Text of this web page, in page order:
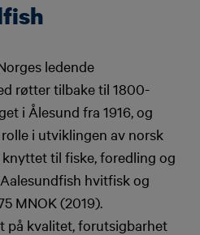
ledende
røtter tilbake til 1800-
i Ålesund fra 1916, og
i utviklingen av norsk
til fiske, foredling og
hvitfisk og
MNOK (2019).
på kvalitet, forutsigbarhet